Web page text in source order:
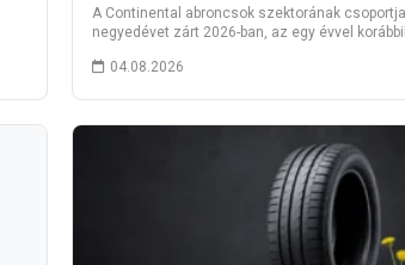
A Continental abroncsok szektorának
negyedévet zárt 2026-ban, az egy évvel
04.08.2026